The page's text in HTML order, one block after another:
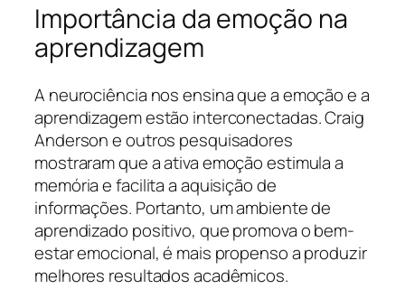
Importância da emoção na
aprendizagem
A neurociência nos ensina que a emoção e a
aprendizagem estão interconectadas. Craig
Anderson e outros pesquisadores
mostraram que a ativa emoção estimula a
memória e facilita a aquisição de
informações. Portanto, um ambiente de
aprendizado positivo, que promova o bem-
estar emocional, é mais propenso a produzir
melhores resultados acadêmicos.